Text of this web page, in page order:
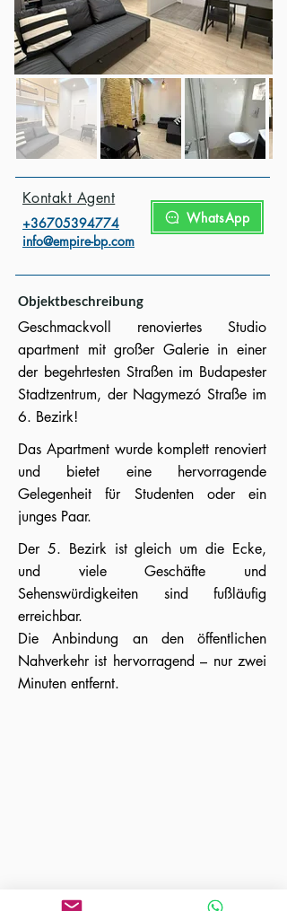
Kontakt Agent
+36705394774
info@empire-bp.com
WhatsApp
Objektbeschreibung
Geschmackvoll renoviertes Studio
apartment mit großer Galerie in einer
der begehrtesten Straßen im Budapester
Stadtzentrum, der Nagymezó Straße im
6. Bezirk!
Das Apartment wurde komplett renoviert
und bietet eine hervorragende
Gelegenheit für Studenten oder ein
junges Paar.
Der 5. Bezirk ist gleich um die Ecke,
und viele Geschäfte und
Sehenswürdigkeiten sind fußläufig
erreichbar.
Die Anbindung an den öffentlichen
Nahverkehr ist hervorragend – nur zwei
Minuten entfernt.